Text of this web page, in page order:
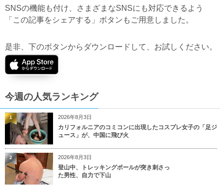
SNSの機能も付け、さまざまなSNSにも対応できるよう
「この記事をシェアする」ボタンもご用意しました。
是非、下のボタンからダウンロードして、お試しください。
今週の人気ランキング
2026年8月3日
カリフォルニアのコミコンに出現したコスプレ女子の「足ジ
ュース」が、中国に飛び火
1
2026年8月3日
登山中、トレッキングポールが突き刺さっ
た男性、自力で下山
2